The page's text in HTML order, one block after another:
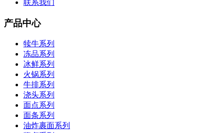
联系我们
产品中心
犊牛系列
冻品系列
冰鲜系列
火锅系列
牛排系列
浇头系列
面点系列
面条系列
油炸裹面系列